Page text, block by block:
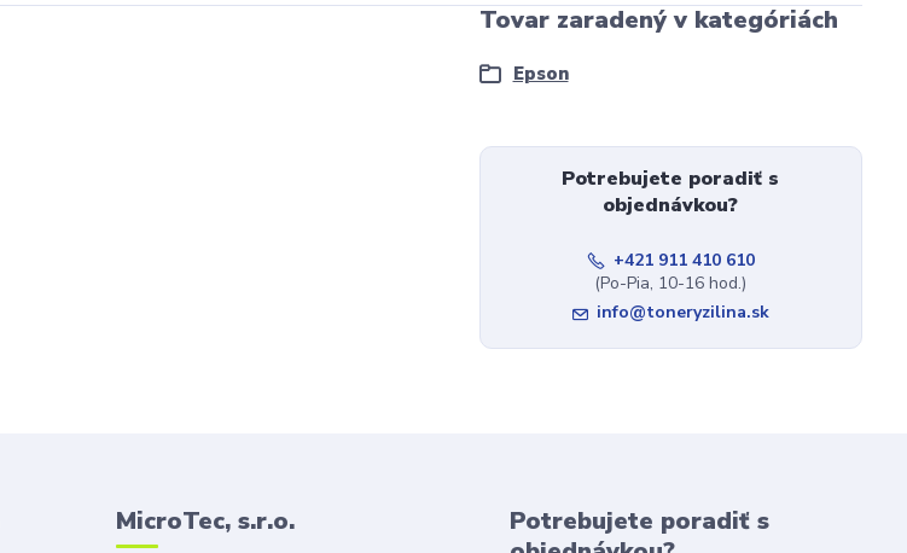
Tovar zaradený v kategóriách
Epson
Potrebujete poradiť s
objednávkou?
+421 911 410 610
(Po-Pia, 10-16 hod.)
info@toneryzilina.sk
MicroTec, s.r.o.
Potrebujete poradiť s